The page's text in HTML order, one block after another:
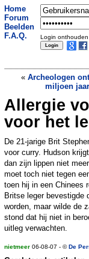
Home
Forum
Beelden
F.A.Q.
Login onthouden
« Archeologen
miljoen
Allergie
voor het
De 21-jarige Brit
voor curry. Hudson
dan zijn lippen niet
moet toch niet tegen
toen hij in een Chinees
Britse leger bevestigde
worden, maar wilde de
stond dat hij niet in
uitleg verwachten.
nietmeer 06-08-07 - ©De